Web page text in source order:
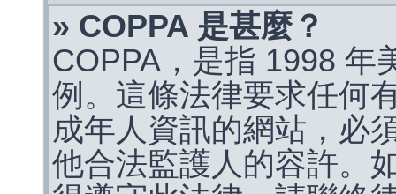
» COPPA 是甚麼？
COPPA，是指 1998 年
例。這條法律要求任何
成年人資訊的網站，必
他合法監護人的容許。